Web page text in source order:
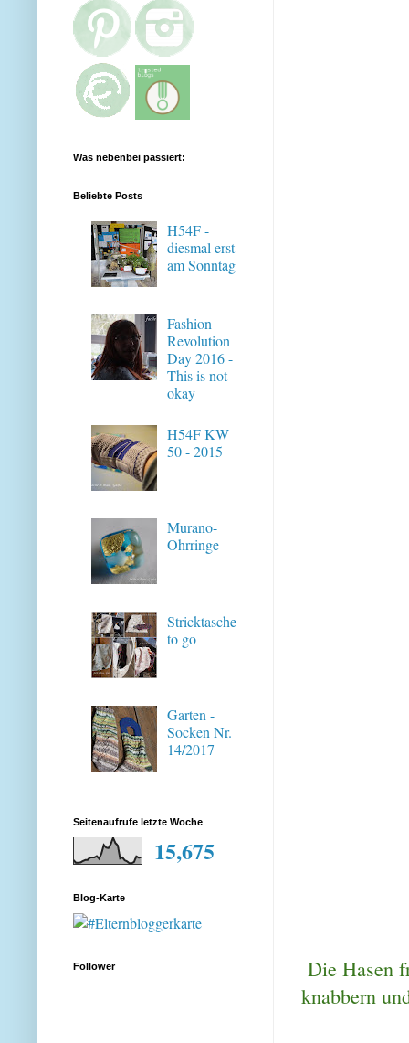
Die Hasen
knabbern
Was nebenbei passiert:
Beliebte Posts
H54F -
diesmal erst
am Sonntag
Fashion
Revolution
Day 2016 -
This is not
okay
H54F KW
50 - 2015
Murano-
Ohrringe
Stricktasche
to go
Garten -
Socken Nr.
14/2017
Seitenaufrufe letzte Woche
15,675
Blog-Karte
Follower